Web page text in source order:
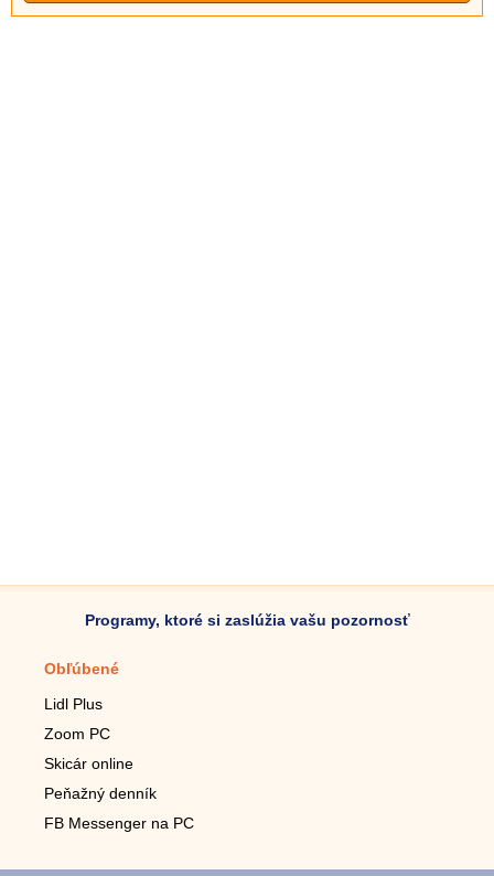
Programy, ktoré si zaslúžia vašu pozornosť
Obľúbené
Lidl Plus
Zoom PC
Skicár online
Peňažný denník
FB Messenger na PC